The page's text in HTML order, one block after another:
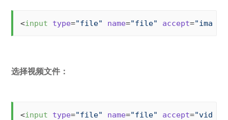
<input type="file" name="file" accept=
选择视频文件：
<input type="file" name="file" accept=